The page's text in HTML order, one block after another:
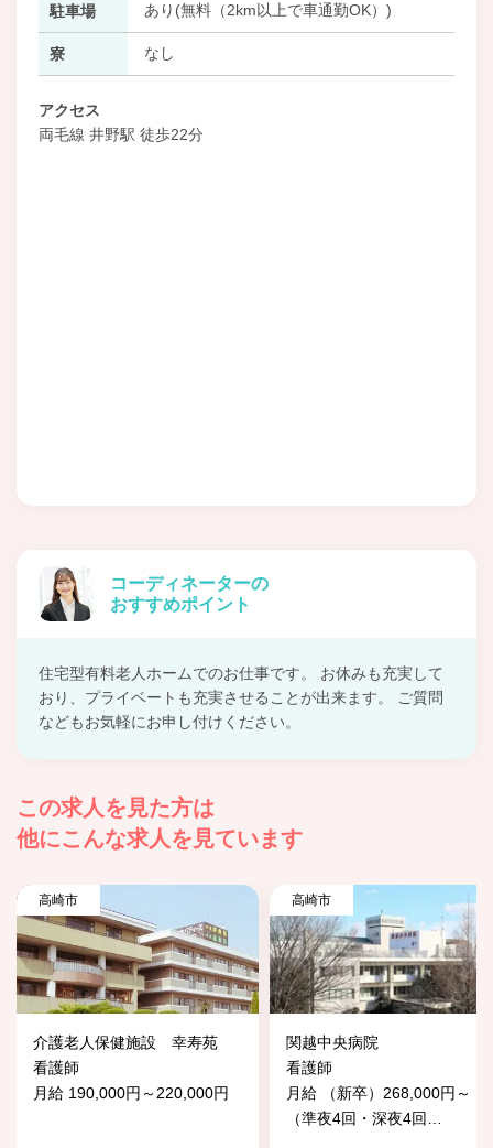
駐車場 あり(無料（2km以上で車通勤OK）)
寮 なし
アクセス
両毛線 井野駅 徒歩22分
コーディネーターの
おすすめポイント
住宅型有料老人ホームでのお仕事です。 お休みも充実して
おり、プライベートも充実させることが出来ます。 ご質問
などもお気軽にお申し付けください。
この求人を見た方は
他にこんな求人を見ています
高崎市
介護老人保健施設 幸寿苑
看護師
月給 190,000円～220,000円
高崎市
関越中央病院
看護師
月給 （新卒）268,000円～
（準夜4回・深夜4回